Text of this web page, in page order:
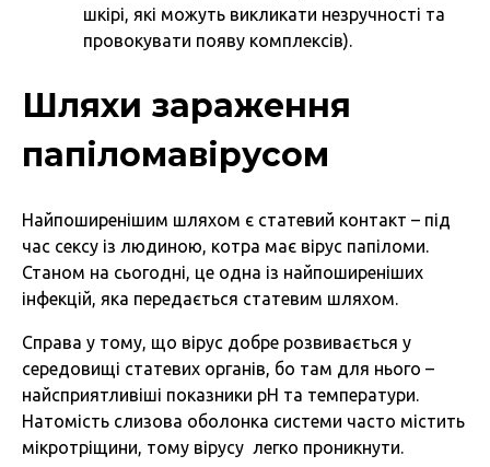
шкірі, які можуть викликати незручності та
провокувати появу комплексів).
Шляхи зараження
папіломавірусом
Найпоширенішим шляхом є статевий контакт – під
час сексу із людиною, котра має вірус папіломи.
Станом на сьогодні, це одна із найпоширеніших
інфекцій, яка передається статевим шляхом.
Справа у тому, що вірус добре розвивається у
середовищі статевих органів, бо там для нього –
найсприятливіші показники pH та температури.
Натомість слизова оболонка системи часто містить
мікротріщини, тому вірусу легко проникнути.